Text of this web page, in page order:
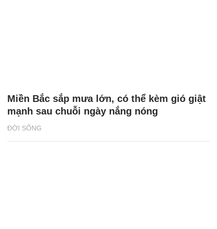
ĐỜI SỐNG
Miền Bắc sắp mưa lớn, có thể kèm gió giật
mạnh sau chuỗi ngày nắng nóng